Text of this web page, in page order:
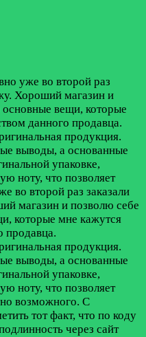
уже во второй раз
Хороший магазин и
основные вещи, которые
данного продавца.
продукция.
выводы, а основанные
упаковке,
ноту, что позволяет
во второй раз заказали
магазин и позволю себе
которые мне кажутся
продавца.
продукция.
выводы, а основанные
упаковке,
ноту, что позволяет
возможного. С
тот факт, что по коду
через сайт